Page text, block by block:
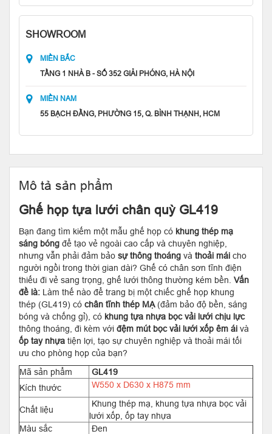
SHOWROOM
MIỀN BẮC
TẦNG 1 NHÀ B - SỐ 352 GIẢI PHÓNG, HÀ NỘI
MIỀN NAM
55 BẠCH ĐẰNG, PHƯỜNG 15, Q. BÌNH THẠNH, HCM
Mô tả sản phẩm
Ghế họp tựa lưới chân quỳ GL419
Bạn đang tìm kiếm một mẫu ghế họp có khung thép mạ
sáng bóng để tạo vẻ ngoài cao cấp và chuyên nghiệp,
nhưng vẫn phải đảm bảo sự thông thoáng và thoải mái cho
người ngồi trong thời gian dài? Ghế có chân sơn tĩnh điện
thiếu đi vẻ sang trọng, ghế lưới thông thường kém bền. Vấn
đề là: Làm thế nào để trang bị một chiếc ghế họp khung
thép (GL419) có chân tĩnh thép MẠ(đảm bảo độ bền, sáng
bóng và chống gỉ), có khung tựa nhựa bọc vải lưới chịu lực
thông thoáng, đi kèm với đệm mút bọc vải lưới xốp êm ái và
ốp tay nhựa tiện lợi, tạo sự chuyên nghiệp và thoải mái tối
ưu cho phòng họp của bạn?
Mã sản phẩm
GL419
Kích thước
W550 x D630 x H875 mm
Chất liệu
Khung thép mạ, khung tựa nhựa bọc vải
lưới xốp, ốp tay nhựa
Màu sắc
Đen